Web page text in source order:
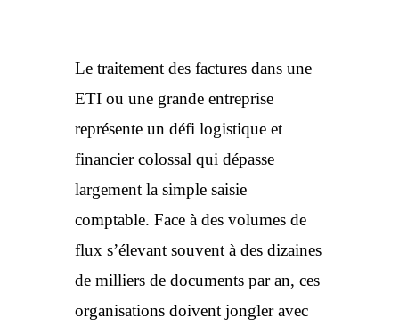
Le traitement des factures dans une
ETI ou une grande entreprise
représente un défi logistique et
financier colossal qui dépasse
largement la simple saisie
comptable. Face à des volumes de
flux s’élevant souvent à des dizaines
de milliers de documents par an, ces
organisations doivent jongler avec